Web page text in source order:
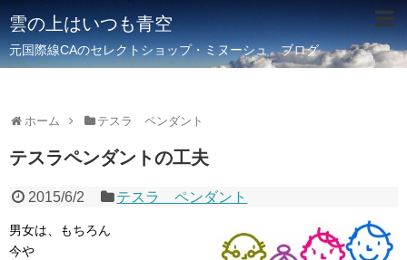
雲の上はいつも青空
元国際線CAのセレクトショップ・ミヌーシュ ブログ
ホーム テスラ ペンダント
テスラペンダントの工夫
2015/6/2 テスラ ペンダント
男女は、もちろん
今や